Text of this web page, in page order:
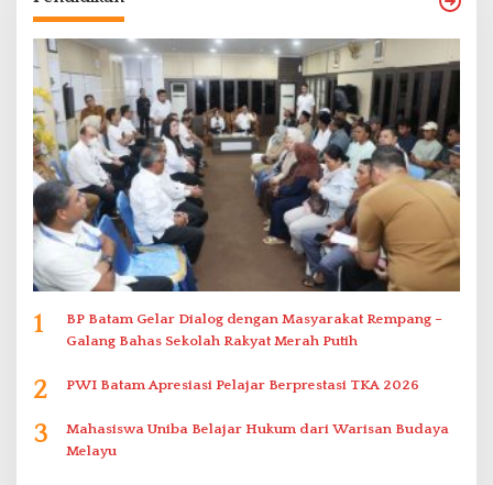
1
BP Batam Gelar Dialog dengan Masyarakat Rempang –
Galang Bahas Sekolah Rakyat Merah Putih
2 PWI Batam Apresiasi Pelajar Berprestasi TKA 2026
3
Mahasiswa Uniba Belajar Hukum dari Warisan Budaya
Melayu